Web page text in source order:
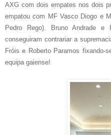
AXG com dois empates nos dois
empatou com MF Vasco Diogo e
Pedro Rego). Bruno Andrade
conseguiram contrariar a
Fróis e Roberto Paramos fixando-
equipa gaiense!